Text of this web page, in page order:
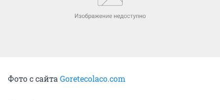
Фото с сайта Goretecolaco.com